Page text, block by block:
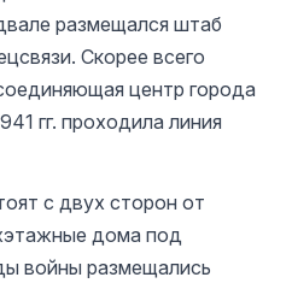
размещался штаб
Скорее всего
центр города
гг. проходила линия
с двух сторон от
дома под
войны размещались